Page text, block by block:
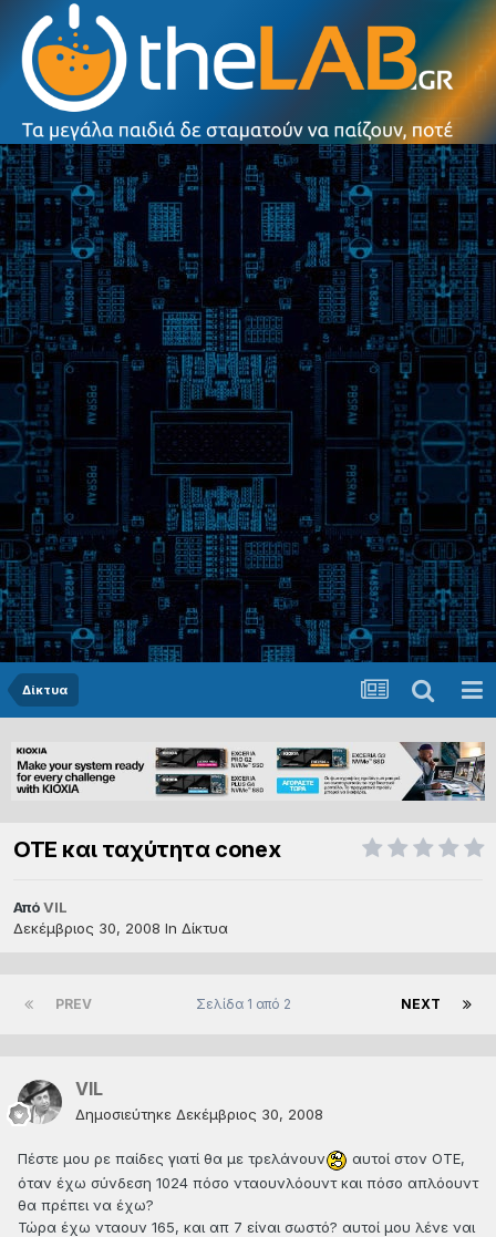
Δίκτυα
ΟΤΕ και ταχύτητα conex
ΑπόVIL
Δεκέμβριος 30, 2008 In Δίκτυα
PREV NEXT
Σελίδα 1 από 2
VIL
Δημοσιεύτηκε Δεκέμβριος 30, 2008
Πέστε μου ρε παίδες γιατί θα με τρελάνουν
αυτοί στον ΟΤΕ,
όταν έχω σύνδεση 1024 πόσο νταουνλόουντ και πόσο απλόουντ
θα πρέπει να έχω?
Τώρα έχω νταουν 165, και απ 7 είναι σωστό? αυτοί μου λένε ναι